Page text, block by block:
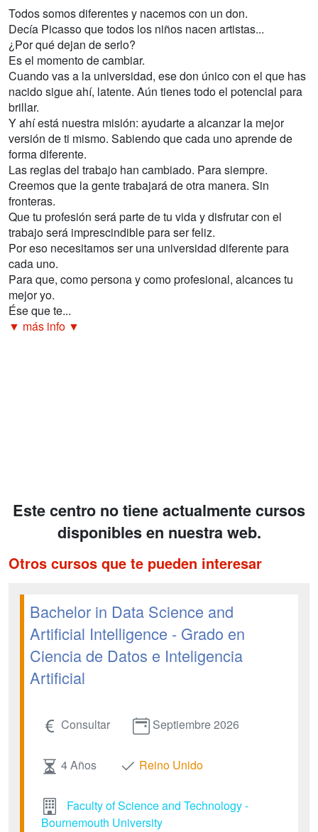
Todos somos diferentes y nacemos con un don.
Decía Picasso que todos los niños nacen artistas...
¿Por qué dejan de serlo?
Es el momento de cambiar.
Cuando vas a la universidad, ese don único con el que has
nacido sigue ahí, latente. Aún tienes todo el potencial para
brillar.
Y ahí está nuestra misión: ayudarte a alcanzar la mejor
versión de ti mismo. Sabiendo que cada uno aprende de
forma diferente.
Las reglas del trabajo han cambiado. Para siempre.
Creemos que la gente trabajará de otra manera. Sin
fronteras.
Que tu profesión será parte de tu vida y disfrutar con el
trabajo será imprescindible para ser feliz.
Por eso necesitamos ser una universidad diferente para
cada uno.
Para que, como persona y como profesional, alcances tu
mejor yo.
Ése que te...
▼ más info ▼
Este centro no tiene actualmente cursos
disponibles en nuestra web.
Otros cursos que te pueden interesar
Bachelor in Data Science and
Artificial Intelligence - Grado en
Ciencia de Datos e Inteligencia
Artificial
Consultar Septiembre 2026
4 Años Reino Unido
Faculty of Science and Technology -
Bournemouth University